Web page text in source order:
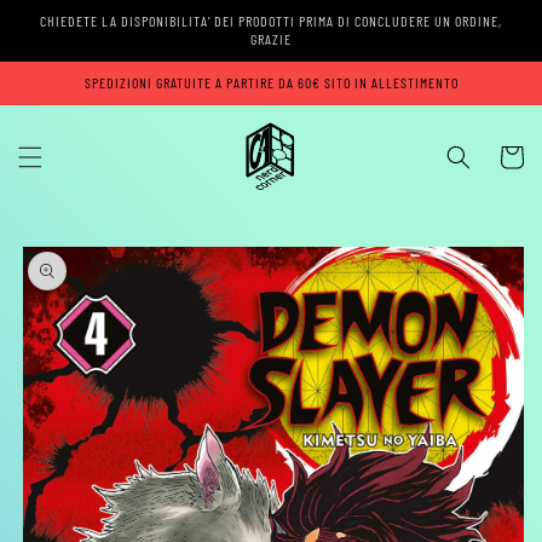
direttamente
CHIEDETE LA DISPONIBILITA' DEI PRODOTTI PRIMA DI CONCLUDERE UN ORDINE,
GRAZIE
SPEDIZIONI GRATUITE A PARTIRE DA 60€ SITO IN ALLESTIMENTO
Carrello
Passa alle
informazioni
sul prodotto